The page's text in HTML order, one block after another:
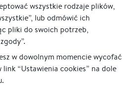
wszystkie rodzaje plików,
lub odmówić ich
pliki do swoich potrzeb,
w dowolnym momencie wycofać
“Ustawienia cookies” na dole